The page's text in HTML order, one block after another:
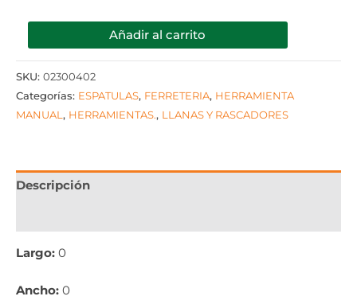
Añadir al carrito
SKU: 02300402
Categorías: ESPATULAS, FERRETERIA, HERRAMIENTA
MANUAL , HERRAMIENTAS., LLANAS Y RASCADORES
Descripción
Largo: 0
Ancho: 0